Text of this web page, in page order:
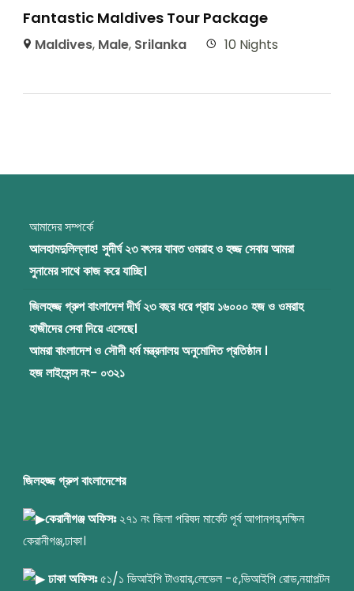
Fantastic Maldives Tour Package
Maldives, Male, Srilanka 10 Nights
আমাদের সম্পর্কে
আলহামদুলিল্লাহ! সুদীর্ঘ ২৩ বৎসর যাবত ওমরাহ ও হজ্জ সেবায় আমরা
সুনামের সাথে কাজ করে যাচ্ছি।
জিলহজ্জ গ্রুপ বাংলাদেশ দীর্ঘ ২৩ বছর ধরে প্রায় ১৬০০০ হজ ও ওমরাহ
হাজীদের সেবা দিয়ে এসেছে।
আমরা বাংলাদেশ ও সৌদী ধর্ম মন্ত্রনালয় অনুমোদিত প্রতিষ্ঠান ।
হজ লাইসেন্স নং- ০৩২১
জিলহজ্জ গ্রুপ বাংলাদেশের
কেরানীগঞ্জ অফিসঃ২৭১ নং জিলা পরিষদ মার্কেট পূর্ব আগানগর,দক্ষিন
কেরানীগঞ্জ,ঢাকা।
ঢাকা অফিসঃ৫১/১ ভিআইপি টাওয়ার,লেভেল -৫,ভিআইপি রোড,নয়াপল্টন